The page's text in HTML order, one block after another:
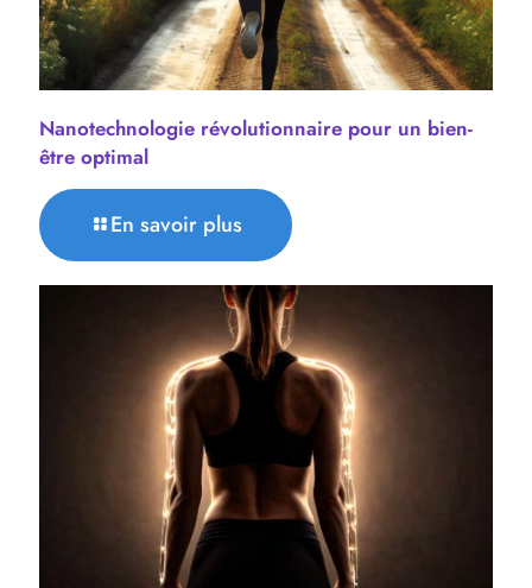
Nanotechnologie révolutionnaire pour un bien-
être optimal
En savoir plus